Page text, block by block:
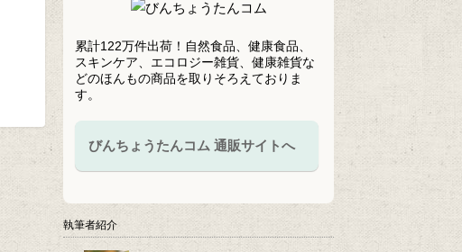
累計122万件出荷！自然食品、健康食品、
スキンケア、エコロジー雑貨、健康雑貨な
どのほんもの商品を取りそろえておりま
す。
びんちょうたんコム 通販サイトへ
執筆者紹介